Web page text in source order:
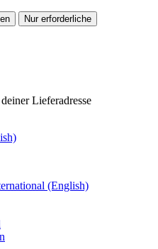
Nur erforderliche
Lieferadresse
(English)